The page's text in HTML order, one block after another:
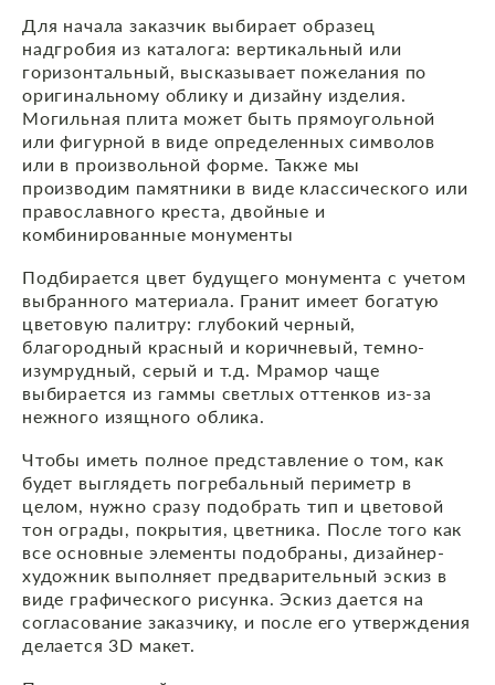
Для начала заказчик выбирает образец
надгробия из каталога: вертикальный или
горизонтальный, высказывает пожелания по
оригинальному облику и дизайну изделия.
Могильная плита может быть прямоугольной
или фигурной в виде определенных символов
или в произвольной форме. Также мы
производим памятники в виде классического или
православного креста, двойные и
комбинированные монументы
Подбирается цвет будущего монумента с учетом
выбранного материала. Гранит имеет богатую
цветовую палитру: глубокий черный,
благородный красный и коричневый, темно-
изумрудный, серый и т.д. Мрамор чаще
выбирается из гаммы светлых оттенков из-за
нежного изящного облика.
Чтобы иметь полное представление о том, как
будет выглядеть погребальный периметр в
целом, нужно сразу подобрать тип и цветовой
тон ограды, покрытия, цветника. После того как
все основные элементы подобраны, дизайнер-
художник выполняет предварительный эскиз в
виде графического рисунка. Эскиз дается на
согласование заказчику, и после его утверждения
делается 3D макет.